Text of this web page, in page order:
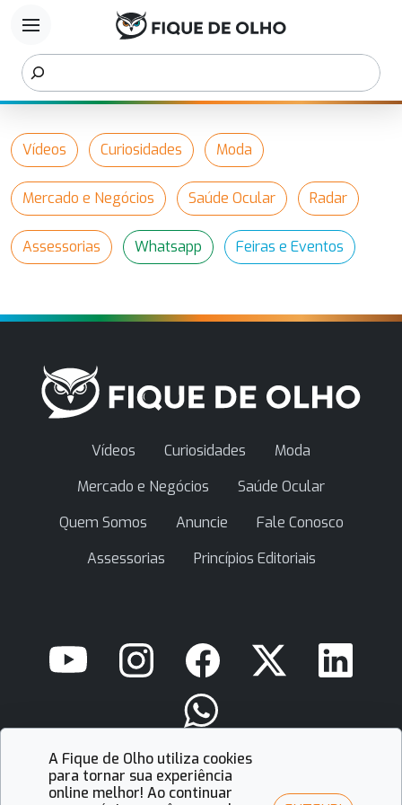
menu
Vídeos Curiosidades Moda
Mercado e Negócios Saúde Ocular Radar
Assessorias Whatsapp Feiras e Eventos
Vídeos Curiosidades
Moda
Mercado e Negócios
Saúde Ocular
Quem Somos
Anuncie
Fale Conosco
Assessorias
Princípios Editoriais
contato@fiquedeolho.com.br
A Fique de Olho utiliza cookies
para tornar sua experiência
online melhor! Ao continuar